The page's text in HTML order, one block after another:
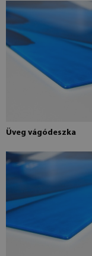
Üveg vágódeszka